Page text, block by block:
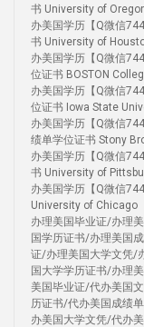
书 University of
办美国学历【Q微信
书 University of
办美国学历【Q微信
位证书 BOSTON
办美国学历【Q微信
位证书 Iowa State
办美国学历【Q微信
绩单学位证书 Stony
办美国学历【Q微信
书 University of
办美国学历【Q微信
University of Chicago
办理美国毕业证/办理
国学历证书/办理美国
证/办理美国大学文凭/
国大学学历证书/办理
美国毕业证/代办美国
历证书/代办美国成绩
办美国大学文凭/代办